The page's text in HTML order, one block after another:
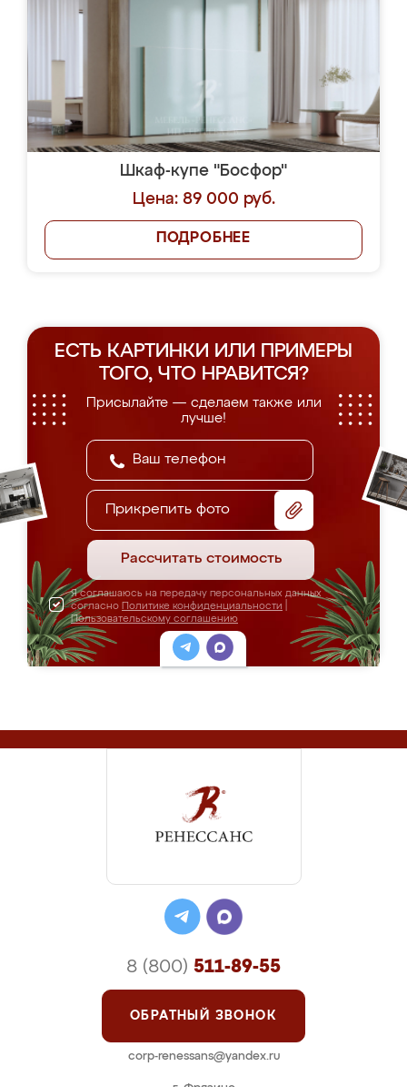
Шкаф-купе "Босфор"
Цена: 89 000 руб.
ПОДРОБНЕЕ
ЕСТЬ КАРТИНКИ ИЛИ ПРИМЕРЫ
ТОГО, ЧТО НРАВИТСЯ?
Присылайте — сделаем также или
лучше!
Прикрепить фото
Рассчитать стоимость
Я соглашаюсь на передачу персональных данных
согласно Политике конфиденциальности
Пользовательскому соглашению
8 (800) 511-89-55
ОБРАТНЫЙ ЗВОНОК
corp-renessans@yandex.ru